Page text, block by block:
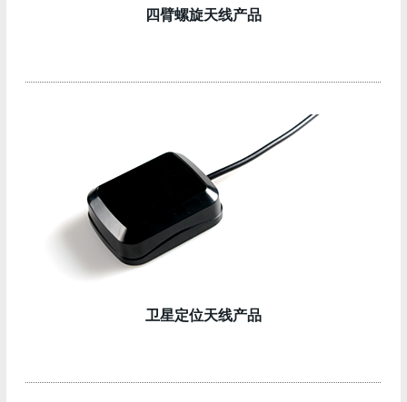
四臂螺旋天线产品
卫星定位天线产品